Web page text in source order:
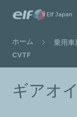
Elf Japan
パ
ン
く
ホーム 乗用車
CVTF
ギアオ